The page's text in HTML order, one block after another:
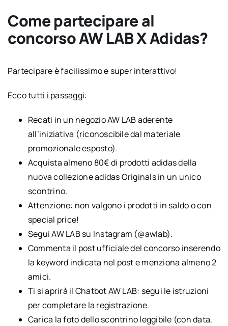
Come partecipare al
concorso AW LAB X Adidas?
Partecipare è facilissimo e super interattivo!
Ecco tutti i passaggi:
Recati in un negozio AW LAB aderente
all’iniziativa (riconoscibile dal materiale
promozionale esposto).
Acquista almeno 80€ di prodotti adidas della
nuova collezione adidas Originals in un unico
scontrino.
Attenzione: non valgono i prodotti in saldo o con
special price!
Segui AW LAB su Instagram (@awlab).
Commenta il post ufficiale del concorso inserendo
la keyword indicata nel post e menziona almeno 2
amici.
Ti si aprirà il Chatbot AW LAB: segui le istruzioni
per completare la registrazione.
Carica la foto dello scontrino leggibile (con data,